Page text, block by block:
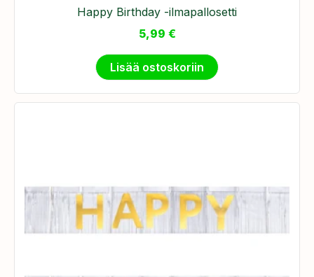
Happy Birthday -ilmapallosetti
5,99 €
Lisää ostoskoriin